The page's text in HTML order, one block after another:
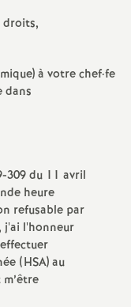
droits,
à votre chef·fe
dans
309 du 11 avril
heure
refusable par
j'ai l'honneur
(HSA) au